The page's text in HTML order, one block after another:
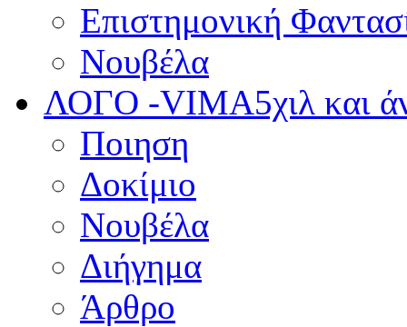
Επιστημονική
Νουβέλα
ΛΟΓΟ -VIMA5χιλ και
Ποιηση
Δοκίμιο
Νουβέλα
Διήγημα
Άρθρο